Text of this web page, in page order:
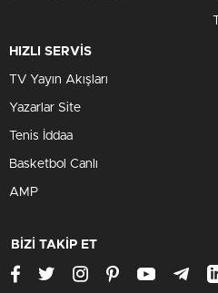
HIZLI SERVİS
TV Yayın Akışları
Yazarlar Site
Tenis İddaa
Basketbol Canlı
AMP
BİZİ TAKİP ET